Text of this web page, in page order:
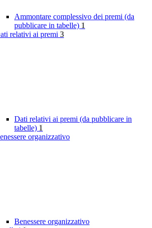
Ammontare complessivo dei premi (da
pubblicare in tabelle) 1
relativi ai premi 3
Dati relativi ai premi (da pubblicare in
tabelle) 1
organizzativo
Benessere organizzativo